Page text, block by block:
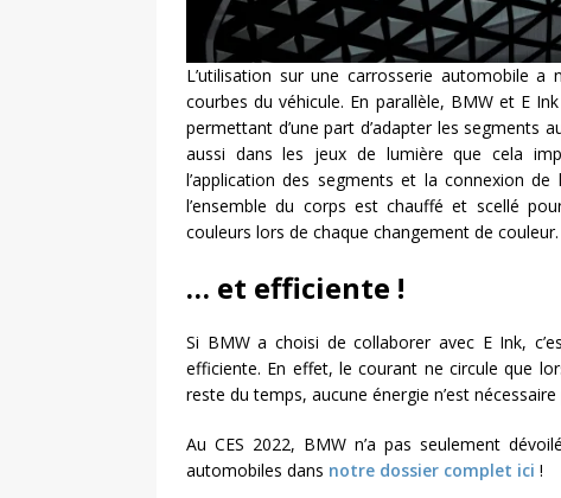
L’utilisation sur une carrosserie automobile
courbes du véhicule. En parallèle, BMW et E
permettant d’une part d’adapter les segments
aussi dans les jeux de lumière que cela
l’application des segments et la connexion
l’ensemble du corps est chauffé et scellé
couleurs lors de chaque changement de couleur.
… et efficiente !
Si BMW a choisi de collaborer avec E Ink,
efficiente. En effet, le courant ne circule que
reste du temps, aucune énergie n’est
Au CES 2022, BMW n’a pas seulement
automobiles dans notre dossier complet ici !